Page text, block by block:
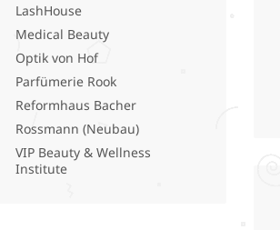
LashHouse
Medical Beauty
Optik von Hof
Parfümerie Rook
Reformhaus Bacher
Rossmann (Neubau)
VIP Beauty & Wellness
Institute